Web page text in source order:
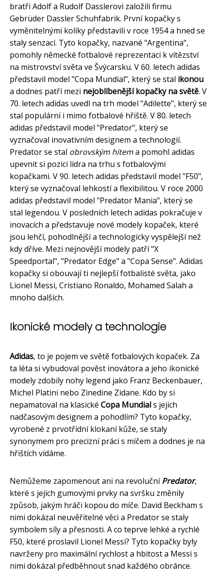
bratři Adolf a Rudolf Dasslerovi založili firmu
Gebrüder Dassler Schuhfabrik. První kopačky s
vyměnitelnými kolíky představili v roce 1954 a hned se
staly senzací. Tyto kopačky, nazvané "Argentina",
pomohly německé fotbalové reprezentaci k vítězství
na mistrovství světa ve Švýcarsku. V 60. letech adidas
představil model "Copa Mundial", který se stal ikonou
a dodnes patří mezi nejoblíbenější kopačky na světě. V
70. letech adidas uvedl na trh model "Adilette", který se
stal populární i mimo fotbalové hřiště. V 80. letech
adidas představil model "Predator", který se
vyznačoval inovativním designem a technologií.
Predator se stal obrovským hitema pomohl adidas
upevnit si pozici lídra na trhu s fotbalovými
kopačkami. V 90. letech adidas představil model "F50",
který se vyznačoval lehkostí a flexibilitou. V roce 2000
adidas představil model "Predator Mania", který se
stal legendou. V posledních letech adidas pokračuje v
inovacích a představuje nové modely kopaček, které
jsou lehčí, pohodlnější a technologicky vyspělejší než
kdy dříve. Mezi nejnovější modely patří "X
Speedportal", "Predator Edge" a "Copa Sense". Adidas
kopačky si obouvají ti nejlepší fotbalisté světa, jako
Lionel Messi, Cristiano Ronaldo, Mohamed Salah a
mnoho dalších.
Ikonické modely a technologie
Adidas, to je pojem ve světě fotbalových kopaček. Za
ta léta si vybudoval pověst inovátora a jeho ikonické
modely zdobily nohy legend jako Franz Beckenbauer,
Michel Platini nebo Zinedine Zidane. Kdo by si
nepamatoval na klasické Copa Mundials jejich
nadčasovým designem a pohodlím? Tyto kopačky,
vyrobené z prvotřídní klokaní kůže, se staly
synonymem pro precizní práci s míčem a dodnes je na
hřištích vídáme.
Nemůžeme zapomenout ani na revolučníPredator,
které s jejich gumovými prvky na svršku změnily
způsob, jakým hráči kopou do míče. David Beckham s
nimi dokázal neuvěřitelné věci a Predator se staly
symbolem síly a přesnosti. A co teprve lehké a rychlé
F50, které proslavil Lionel Messi? Tyto kopačky byly
navrženy pro maximální rychlost a hbitost a Messi s
nimi dokázal předběhnout snad každého obránce.